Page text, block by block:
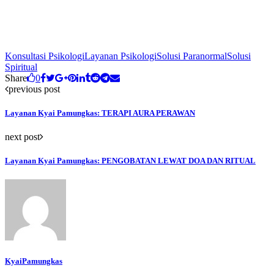
Konsultasi PsikologiLayanan PsikologiSolusi ParanormalSolusi
Spiritual
Share
0
previous post
Layanan Kyai Pamungkas: TERAPI AURA PERAWAN
next post
Layanan Kyai Pamungkas: PENGOBATAN LEWAT DOA DAN RITUAL
KyaiPamungkas